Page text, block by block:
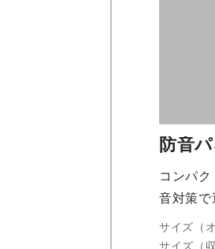
防音
コンパ
音対策で
サイズ（
サイズ（